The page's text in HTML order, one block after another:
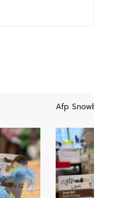
Afp Snowball